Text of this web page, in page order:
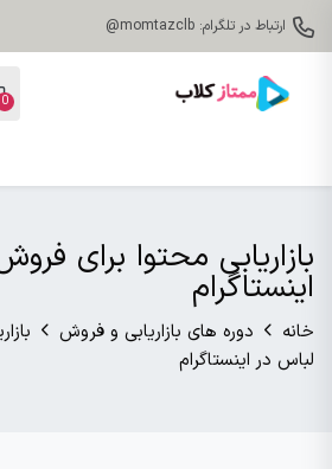
ارتباط در تلگرام: momtazclb@
0
بازاریابی محتوا برای
اینستاگرام
خانه دوره های بازاریابی و فروش
لباس در اینستاگرام